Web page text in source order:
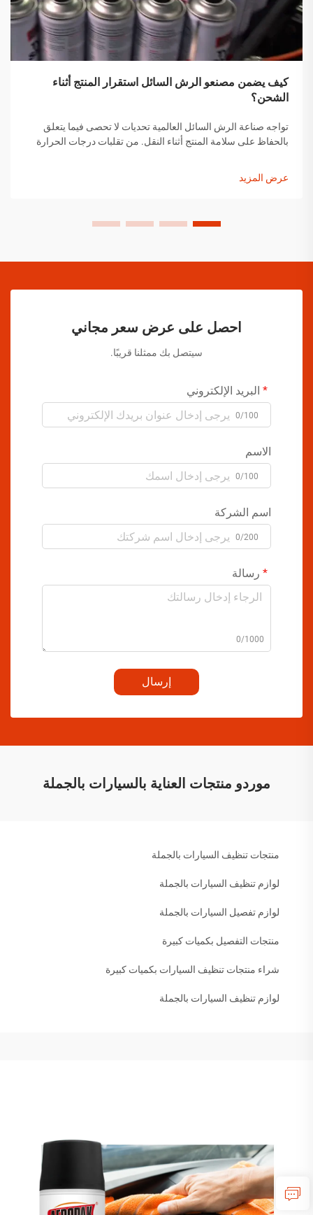
كيف يضمن مصنعو الرش السائل استقرار المنتج أثناء
الشحن؟
تواجه صناعة الرش السائل العالمية تحديات لا تحصى فيما يتعلق
بالحفاظ على سلامة المنتج أثناء النقل. من تقلبات درجات الحرارة
عرض المزيد
احصل على عرض سعر مجاني
سيتصل بك ممثلنا قريبًا.
البريد الإلكتروني
0/100
الاسم
0/100
اسم الشركة
0/200
رسالة
0/1000
إرسال
موردو منتجات العناية بالسيارات بالجملة
منتجات تنظيف السيارات بالجملة
لوازم تنظيف السيارات بالجملة
لوازم تفصيل السيارات بالجملة
منتجات التفصيل بكميات كبيرة
شراء منتجات تنظيف السيارات بكميات كبيرة
لوازم تنظيف السيارات بالجملة